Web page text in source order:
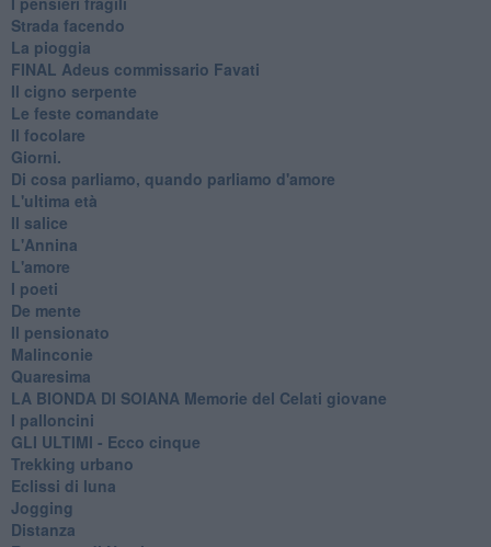
Strada facendo
La pioggia
FINAL Adeus commissario Favati
Il cigno serpente
Le feste comandate
Il focolare
Giorni.
Di cosa parliamo, quando parliamo d'amore
L'ultima età
Il salice
L'Annina
L'amore
I poeti
De mente
Il pensionato
Malinconie
Quaresima
LA BIONDA DI SOIANA Memorie del Celati giovane
I palloncini
GLI ULTIMI - Ecco cinque
Trekking urbano
Eclissi di luna
Jogging
Distanza